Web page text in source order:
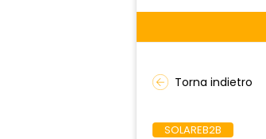
Torna indietro
SOLAREB2B